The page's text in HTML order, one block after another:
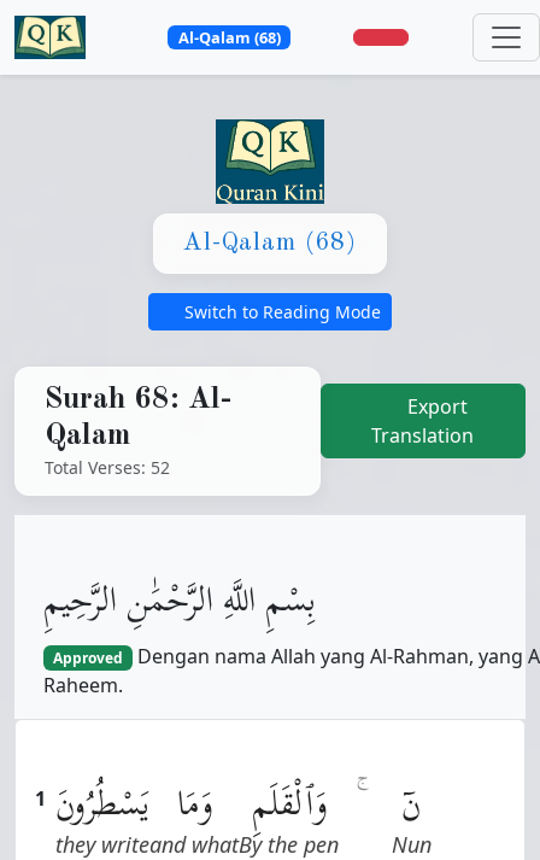
Al-Qalam (68)
Al-Qalam (68)
Switch to Reading Mode
Surah 68: Al-
Qalam
Total Verses: 52
Export
Translation
0:00 0:00
بِسْمِ اللَّهِ الرَّحْمَٰنِ الرَّحِيمِ
Approved
Dengan nama Allah yang Al-Rahman, yang
Raheem.
1 نٓ
Nun
وَٱلْقَلَمِ
By the pen
وَمَا
and what
يَسْطُرُونَ
they write